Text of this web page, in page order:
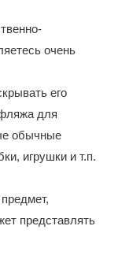
очень
его
для
обычные
игрушки и т.п.
представлять